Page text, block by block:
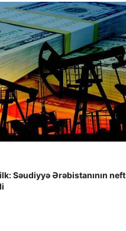
Səudiyyə Ərəbistanının neft